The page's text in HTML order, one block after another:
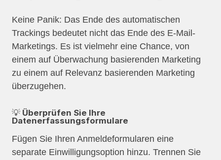
Keine Panik: Das Ende des automatischen
Trackings bedeutet nicht das Ende des E-Mail-
Marketings. Es ist vielmehr eine Chance, von
einem auf Überwachung basierenden Marketing
zu einem auf Relevanz basierenden Marketing
überzugehen.
💡 Überprüfen Sie Ihre
Datenerfassungsformulare
Fügen Sie Ihren Anmeldeformularen eine
separate Einwilligungsoption hinzu. Trennen Sie